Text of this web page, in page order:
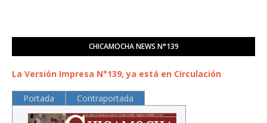
CHICAMOCHA NEWS N°139
La Versión Impresa N°139, ya está en Circulación
Portada Contraportada